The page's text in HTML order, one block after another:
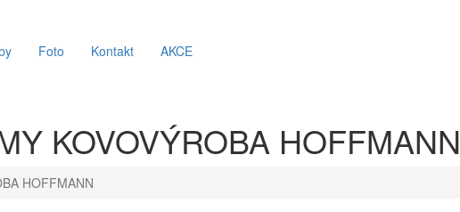
Foto Kontakt AKCE
KOVOVÝROBA HOFFMANN
HOFFMANN